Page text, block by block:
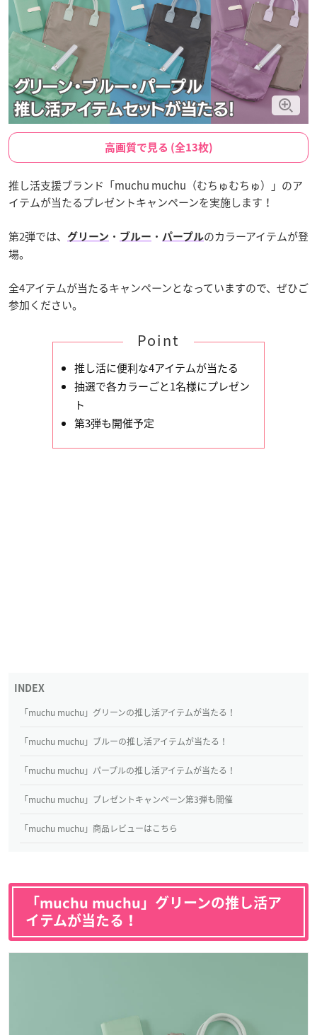
高画質で見る (全13枚)
推し活支援ブランド「muchu muchu（むちゅむちゅ）」のア
イテムが当たるプレゼントキャンペーンを実施します！
第2弾では、 グリーン ・ ブルー ・ パープルのカラーアイテムが登
場。
全4アイテムが当たるキャンペーンとなっていますので、ぜひご
参加ください。
Point
推し活に便利な4アイテムが当たる
抽選で各カラーごと1名様にプレゼン
ト
第3弾も開催予定
「muchu muchu」グリーンの推し活アイテムが当たる！
「muchu muchu」ブルーの推し活アイテムが当たる！
「muchu muchu」パープルの推し活アイテムが当たる！
「muchu muchu」プレゼントキャンペーン第3弾も開催
「muchu muchu」商品レビューはこちら
「muchu muchu」グリーンの推し活ア
イテムが当たる！